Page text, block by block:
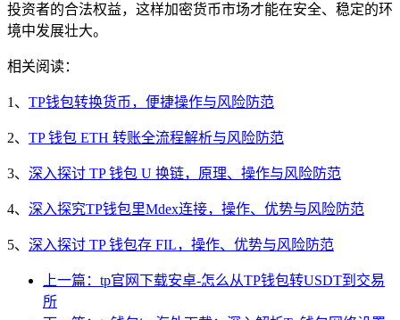
投资者的合法权益，这样加密货币市场才能在安全、稳定的环
境中发展壮大。
相关阅读：
1、 TP钱包转换货币，便捷操作与风险防范
2、 TP 钱包 ETH 转账全流程解析与风险防范
3、 深入探讨 TP 钱包 U 换链，原理、操作与风险防范
4、 深入探究TP钱包里Mdex连接，操作、优势与风险防范
5、 深入探讨 TP 钱包存 FIL，操作、优势与风险防范
上一篇：tp官网下载安卓-怎么从TP钱包转USDT到交易
所